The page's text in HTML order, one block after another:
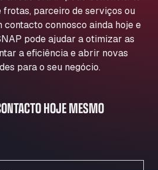
24, 68219
27404
89188
66871
- XXL Truckwash.de
frotas, parceiro de serviços ou
contacto connosco ainda hoje e
pode ajudar a otimizar as
a eficiência e abrir novas
para o seu negócio.
HOJE MESMO